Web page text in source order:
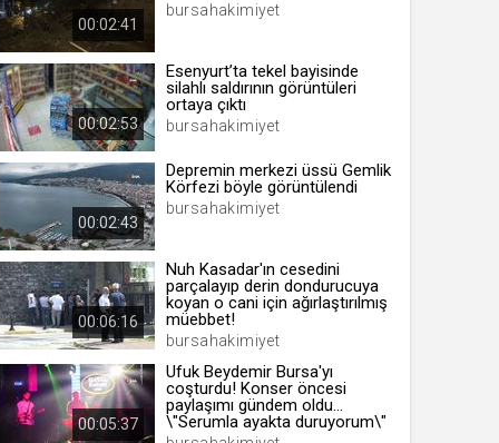
yıl 00:02:41
bursahakimiyet
00:02:53
Esenyurt’ta tekel bayisinde
silahlı saldırının görüntüleri
ortaya çıktı
bursahakimiyet
00:02:43
Depremin merkezi üssü Gemlik
Körfezi böyle görüntülendi
bursahakimiyet
00:06:16
Nuh Kasadar'ın cesedini
parçalayıp derin dondurucuya
koyan o cani için ağırlaştırılmış
müebbet!
bursahakimiyet
00:05:37
Ufuk Beydemir Bursa'yı
coşturdu! Konser öncesi
paylaşımı gündem oldu...
\"Serumla ayakta duruyorum\"